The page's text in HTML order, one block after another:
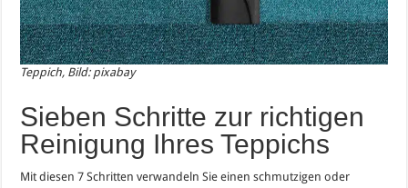
Teppich, Bild: pixabay
Sieben Schritte zur richtigen
Reinigung Ihres Teppichs
Mit diesen 7 Schritten verwandeln Sie einen schmutzigen oder